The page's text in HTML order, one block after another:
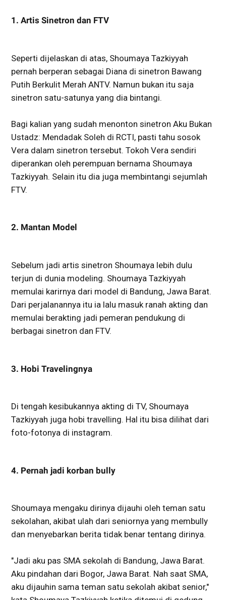
1. Artis Sinetron dan FTV
Seperti dijelaskan di atas, Shoumaya Tazkiyyah
pernah berperan sebagai Diana di sinetron Bawang
Putih Berkulit Merah ANTV. Namun bukan itu saja
sinetron satu-satunya yang dia bintangi.
Bagi kalian yang sudah menonton sinetron Aku Bukan
Ustadz: Mendadak Soleh di RCTI, pasti tahu sosok
Vera dalam sinetron tersebut. Tokoh Vera sendiri
diperankan oleh perempuan bernama Shoumaya
Tazkiyyah. Selain itu dia juga membintangi sejumlah
FTV.
2. Mantan Model
Sebelum jadi artis sinetron Shoumaya lebih dulu
terjun di dunia modeling. Shoumaya Tazkiyyah
memulai karirnya dari model di Bandung, Jawa Barat.
Dari perjalanannya itu ia lalu masuk ranah akting dan
memulai berakting jadi pemeran pendukung di
berbagai sinetron dan FTV.
3. Hobi Travelingnya
Di tengah kesibukannya akting di TV, Shoumaya
Tazkiyyah juga hobi travelling. Hal itu bisa dilihat dari
foto-fotonya di instagram.
4. Pernah jadi korban bully
Shoumaya mengaku dirinya dijauhi oleh teman satu
sekolahan, akibat ulah dari seniornya yang membully
dan menyebarkan berita tidak benar tentang dirinya.
"Jadi aku pas SMA sekolah di Bandung, Jawa Barat.
Aku pindahan dari Bogor, Jawa Barat. Nah saat SMA,
aku dijauhin sama teman satu sekolah akibat senior,"